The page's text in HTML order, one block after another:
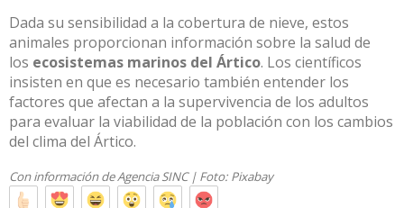
Dada su sensibilidad a la cobertura de nieve, estos
animales proporcionan información sobre la salud de
los ecosistemas marinos del Ártico. Los científicos
insisten en que es necesario también entender los
factores que afectan a la supervivencia de los adultos
para evaluar la viabilidad de la población con los cambios
del clima del Ártico.
Con información deAgencia SINC| Foto: Pixabay